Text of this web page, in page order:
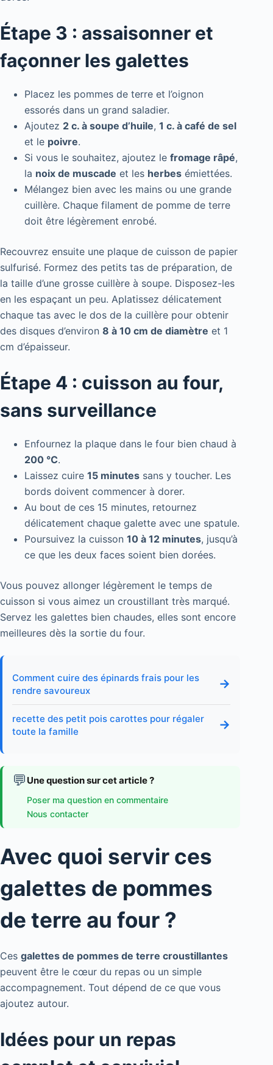
Étape 3 : assaisonner et
façonner les galettes
Placez les pommes de terre et l’oignon
essorés dans un grand saladier.
Ajoutez 2 c. à soupe d’huile, 1 c. à café de sel
et le poivre.
Si vous le souhaitez, ajoutez le fromage râpé,
la noix de muscade et les herbes émiettées.
Mélangez bien avec les mains ou une grande
cuillère. Chaque filament de pomme de terre
doit être légèrement enrobé.
Recouvrez ensuite une plaque de cuisson de papier
sulfurisé. Formez des petits tas de préparation, de
la taille d’une grosse cuillère à soupe. Disposez-les
en les espaçant un peu. Aplatissez délicatement
chaque tas avec le dos de la cuillère pour obtenir
des disques d’environ 8 à 10 cm de diamètre et 1
cm d’épaisseur.
Étape 4 : cuisson au four,
sans surveillance
Enfournez la plaque dans le four bien chaud à
200 °C.
Laissez cuire 15 minutes sans y toucher. Les
bords doivent commencer à dorer.
Au bout de ces 15 minutes, retournez
délicatement chaque galette avec une spatule.
Poursuivez la cuisson 10 à 12 minutes, jusqu’à
ce que les deux faces soient bien dorées.
Vous pouvez allonger légèrement le temps de
cuisson si vous aimez un croustillant très marqué.
Servez les galettes bien chaudes, elles sont encore
meilleures dès la sortie du four.
Comment cuire des épinards frais pour les
rendre savoureux
→
recette des petit pois carottes pour régaler
toute la famille
→
💬 Une question sur cet article ?
Poser ma question en commentaire
Nous contacter
Avec quoi servir ces
galettes de pommes
de terre au four ?
Ces galettes de pommes de terre croustillantes
peuvent être le cœur du repas ou un simple
accompagnement. Tout dépend de ce que vous
ajoutez autour.
Idées pour un repas